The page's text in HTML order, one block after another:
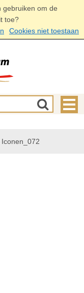
gebruiken om de
toe?
Cookies niet toestaan
Iconen_072